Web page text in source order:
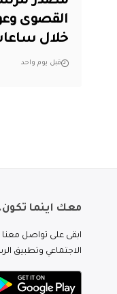
القصوى
خلال
قبل يوم واحد
معك اينما
ابقى على تواصل معنا
الاجتماعي وتطبيق